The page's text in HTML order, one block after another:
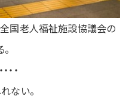
国老人福祉施設協議会の
・
ない。